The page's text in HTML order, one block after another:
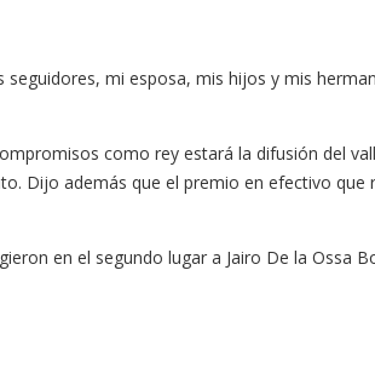
mi esposa, mis hijos y mis
como rey estará la difusión del
Dijo además que el premio en efectivo que
en el segundo lugar a Jairo De la Ossa